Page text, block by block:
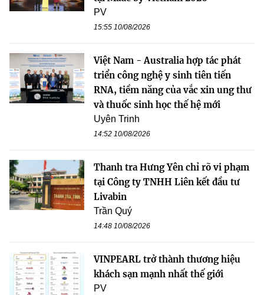
PV
15:55 10/08/2026
Việt Nam - Australia hợp tác phát
triển công nghệ y sinh tiên tiến
RNA, tiềm năng của vắc xin ung thư
và thuốc sinh học thế hệ mới
Uyên Trinh
14:52 10/08/2026
Thanh tra Hưng Yên chỉ rõ vi phạm
tại Công ty TNHH Liên kết đầu tư
Livabin
Trần Quý
14:48 10/08/2026
VINPEARL trở thành thương hiệu
khách sạn mạnh nhất thế giới
PV